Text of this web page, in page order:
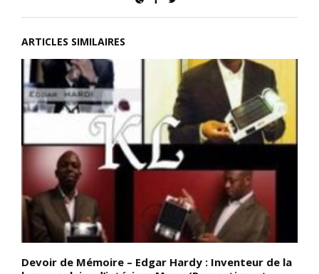
ARTICLES SIMILAIRES
Devoir de Mémoire – Edgar Hardy : Inventeur de la